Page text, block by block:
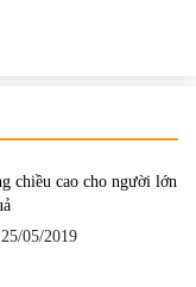
chiều cao cho người lớn
25/05/2019